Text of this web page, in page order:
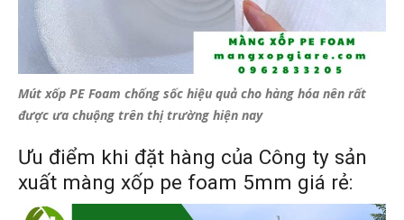
Mút xốp PE Foam chống sốc hiệu quả cho hàng hóa nên rất
được ưa chuộng trên thị trường hiện nay
Ưu điểm khi đặt hàng của Công ty sản
xuất màng xốp pe foam 5mm giá rẻ: